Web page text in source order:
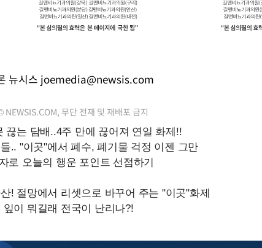
뉴시스 joemedia@newsis.com
무단 전재 및 재배포 금지